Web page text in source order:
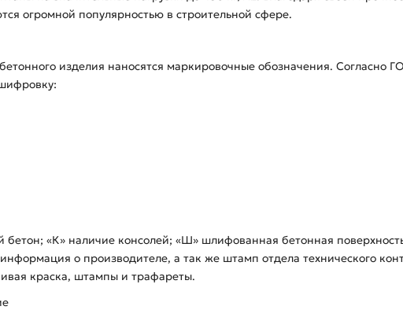
огромной популярностью в строительной сфере.
изделия наносятся маркировочные обозначения. Согласно
«К» наличие консолей; «Ш» шлифованная бетонная
о производителе, а так же штамп отдела технического
краска, штампы и трафареты.